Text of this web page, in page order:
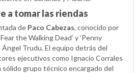
a tomar las riendas
de Paco Cabezas, conocido por
the Walking Dead’ y ‘Penny
Trudu. El equipo detrás del
ejecutivos como Ignacio Corrales
sólido grupo técnico encargado del